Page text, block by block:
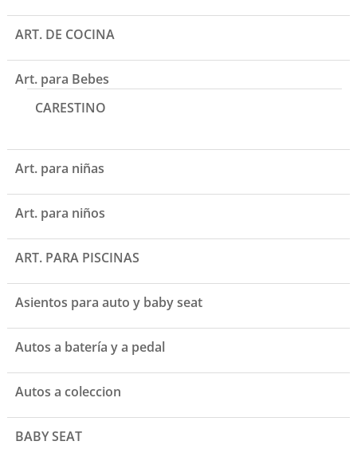
ART. DE COCINA
Art. para Bebes
CARESTINO
Art. para niñas
Art. para niños
ART. PARA PISCINAS
Asientos para auto y baby seat
Autos a batería y a pedal
Autos a coleccion
BABY SEAT